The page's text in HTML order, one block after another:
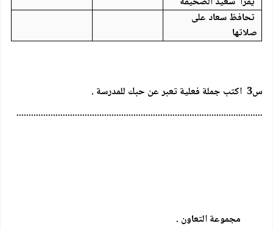
تحافظ سعاد على
صلاتها
س3 اكتب جملة فعلية تعبر عن حبك للمدرسة .
.....................................................................................................
مجموعة التعاون .